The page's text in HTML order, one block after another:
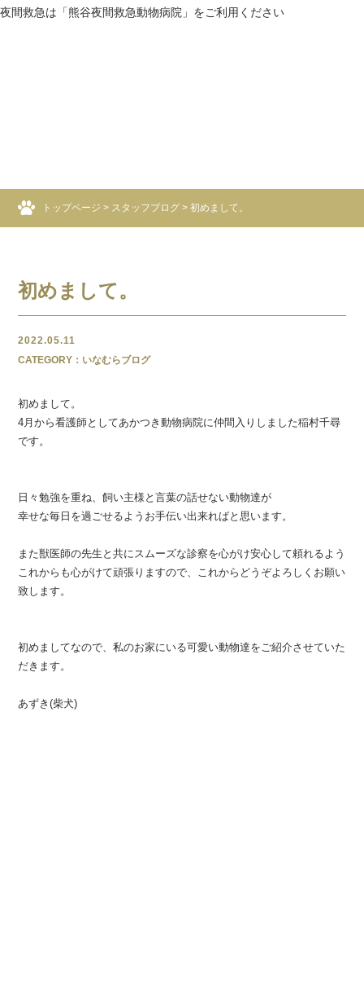
夜間救急は「熊谷夜間救急動物病院」をご利用ください
トップページ > スタッフブログ >初めまして。
初めまして。
2022.05.11
CATEGORY：いなむらブログ
初めまして。
4月から看護師としてあかつき動物病院に仲間入りしました稲村千尋
です。
日々勉強を重ね、飼い主様と言葉の話せない動物達が
幸せな毎日を過ごせるようお手伝い出来ればと思います。
また獣医師の先生と共にスムーズな診察を心がけ安心して頼れるよ う
これからも心がけて頑張りますので、これからどうぞよろしくお願い
致します。
初めましてなので、私のお家にいる可愛い動物達をご紹介させていた
だきます。
あずき(柴犬)